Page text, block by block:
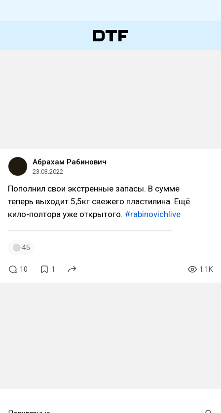
Абрахам Рабинович
23.03.2022
Пополнил свои экстренные запасы. В сумме
теперь выходит 5,5кг свежего пластилина. Ещё
кило-полтора уже открытого. #rabinovichlive
45
10 1 1.1K